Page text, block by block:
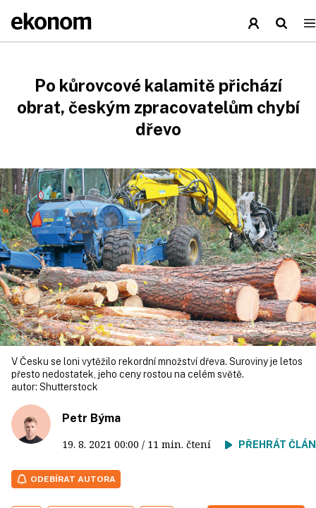
Po kůrovcové kalamitě přichází
obrat, českým zpracovatelům chybí
dřevo
V Česku se loni vytěžilo rekordní množství dřeva. Suroviny je letos
přesto nedostatek, jeho ceny rostou na celém světě.
autor: Shutterstock
Petr Býma
19. 8. 2021 00:00 / 11 min. čtení PŘEHRÁT
ODEBÍRAT AUTORA